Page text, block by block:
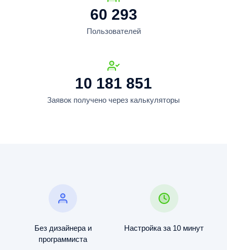
60 293
Пользователей
10 181 851
Заявок получено через калькуляторы
Без дизайнера и
программиста
Настройка за 10 минут